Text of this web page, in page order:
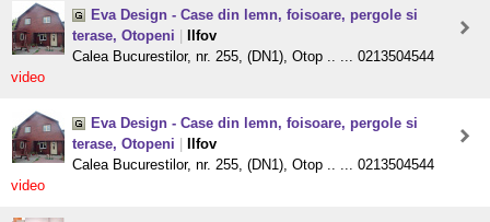
Eva Design - Case din lemn, foisoare, pergole si
terase, Otopeni
Ilfov
Calea Bucurestilor, nr. 255, (DN1), Otop .. ... 0213504544
video
Eva Design - Case din lemn, foisoare, pergole si
terase, Otopeni
Ilfov
Calea Bucurestilor, nr. 255, (DN1), Otop .. ... 0213504544
video